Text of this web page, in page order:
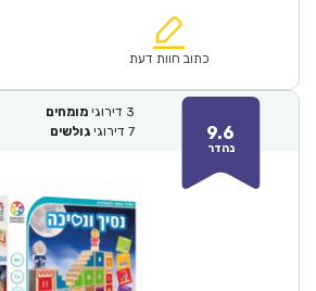
₪164.00.
הוא:
כתוב חוות דעת
9.6
נהדר
3 דירוגי מומחים
7 דירוגי גולשים